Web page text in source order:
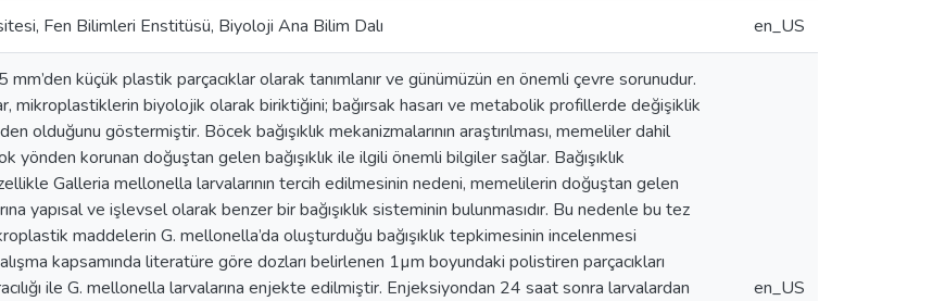
Fen Bilimleri Enstitüsü, Biyoloji Ana Bilim Dalı en_US
küçük plastik parçacıklar olarak tanımlanır ve günümüzün en önemli çevre sorunudur.
mikroplastiklerin biyolojik olarak biriktiğini; bağırsak hasarı ve metabolik profillerde değişiklik
olduğunu göstermiştir. Böcek bağışıklık mekanizmalarının araştırılması, memeliler dahil
yönden korunan doğuştan gelen bağışıklık ile ilgili önemli bilgiler sağlar. Bağışıklık
Galleria mellonella larvalarının tercih edilmesinin nedeni, memelilerin doğuştan gelen
yapısal ve işlevsel olarak benzer bir bağışıklık sisteminin bulunmasıdır. Bu nedenle bu tez
maddelerin G. mellonella’da oluşturduğu bağışıklık tepkimesinin incelenmesi
kapsamında literatüre göre dozları belirlenen 1µm boyundaki polistiren parçacıkları
ile G. mellonella larvalarına enjekte edilmiştir. Enjeksiyondan 24 saat sonra larvalardan
en_US